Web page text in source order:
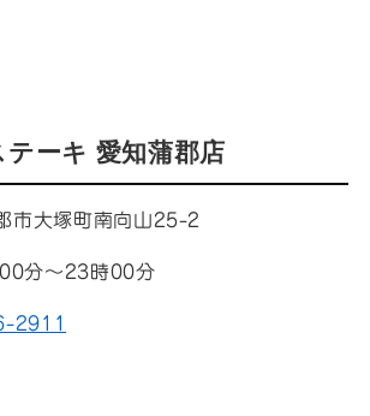
テーキ 愛知蒲郡店
市大塚町南向山25-2
分～23時00分
2911